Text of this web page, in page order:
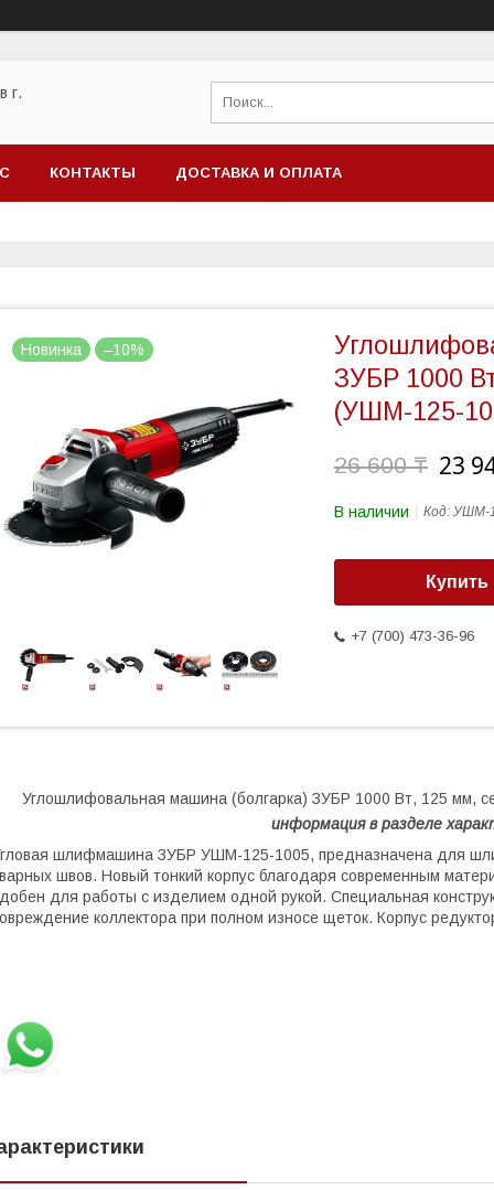
г.
КОНТАКТЫ ДОСТАВКА И ОПЛАТА
Новинка –10%
ЗУБР 1000
(УШМ-125-
26 600 ₸ 23
В наличии Код: УШМ-
Купить
+7 (700) 473-36-96
Углошлифовальная машина (болгарка) ЗУБР 1000 Вт, 125 мм,
информация в разделе
шлифмашина ЗУБР УШМ-125-1005, предназначена для
швов. Новый тонкий корпус благодаря современным
для работы с изделием одной рукой. Специальная
коллектора при полном износе щеток. Корпус